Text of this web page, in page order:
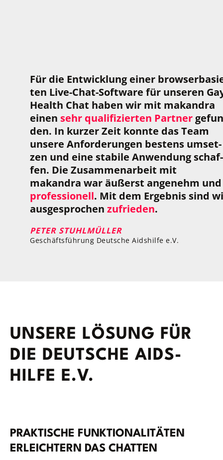
Für die Ent­wick­lung einer
ten Live-Chat-Soft­ware für unse­ren
Health Chat haben wir mit makandra
einen sehr qua­li­fi­zier­ten Part­ner
den. In kur­zer Zeit konnte das Team
unsere Anfor­de­run­gen bes­tens umset­
zen und eine sta­bile Anwen­dung schaf­
fen. Die Zusam­men­ar­beit mit
makandra war äußerst ange­nehm und
pro­fes­sio­nell. Mit dem Ergeb­nis sind
aus­ge­spro­chen zufrieden.
PETER STUHLMÜLLER
Geschäftsführung Deutsche Aidshilfe e.V.
UNSERE LÖSUNG FÜR
DIE DEUT­SCHE AIDS­
HILFE E.V.
PRAK­TI­SCHE FUNK­TIO­NA­LI­TÄ­TEN
ERLEICH­TERN DAS CHATTEN